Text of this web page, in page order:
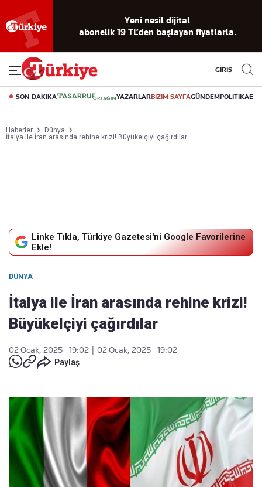
Yeni nesil dijital
abonelik 19 TL’den başlayan fiyatlarla.
GİRİŞ
SON DAKİKA YAZARLARBİZİM SAYFAGÜNDEMPOLİTİKA
Haberler
Dünya
İtalya ile İran arasında rehine krizi! Büyükelçiyi çağırdılar
Linke Tıkla, Türkiye Gazetesi'ni Google Favorilerine
Ekle!
DÜNYA
İtalya ile İran arasında rehine krizi!
Büyükelçiyi çağırdılar
02 Ocak, 2025 - 19:02
02 Ocak, 2025 - 19:02
Paylaş